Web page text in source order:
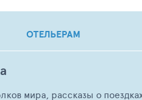
ОТЕЛЬЕРАМ
мира, рассказы о